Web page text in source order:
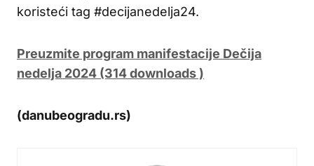
koristeći tag #decijanedelja24.
Preuzmite program manifestacije Dečija
nedelja 2024 (314 downloads )
(danubeogradu.rs)